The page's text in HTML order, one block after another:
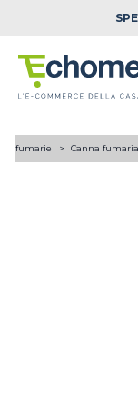
fumarie Canna